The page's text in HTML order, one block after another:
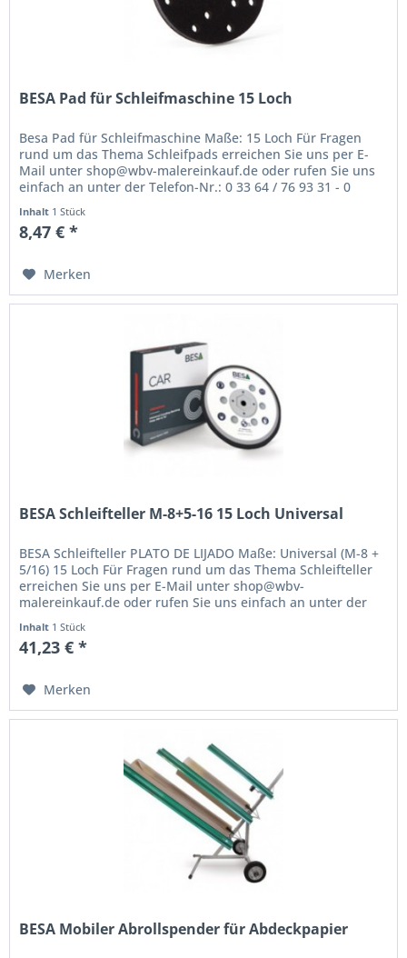
BESA Pad für Schleifmaschine 15 Loch
Besa Pad für Schleifmaschine Maße: 15 Loch Für Fragen
rund um das Thema Schleifpads erreichen Sie uns per E-
Mail unter shop@wbv-malereinkauf.de oder rufen Sie uns
einfach an unter der Telefon-Nr.: 0 33 64 / 76 93 31 - 0
Inhalt 1 Stück
8,47 € *
Merken
BESA Schleifteller M-8+5-16 15 Loch Universal
BESA Schleifteller PLATO DE LIJADO Maße: Universal (M-8 +
5/16) 15 Loch Für Fragen rund um das Thema Schleifteller
erreichen Sie uns per E-Mail unter shop@wbv-
malereinkauf.de oder rufen Sie uns einfach an unter der
Inhalt 1 Stück
41,23 € *
Merken
BESA Mobiler Abrollspender für Abdeckpapier